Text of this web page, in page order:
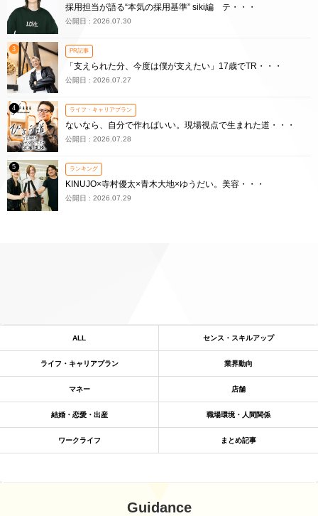
採用担当が語る“本気の採用基準” siki編 テ・・・
公開日 : 2026.07.30
3 PR記事
「支えられた分、今度は僕が支えたい」17歳でTR・・・
公開日 : 2026.07.27
4 ライフ・キャリアプラン
ないなら、自分で作ればいい。現場視点で生まれた道・・・
公開日 : 2026.07.28
5 ランキング
KINUJO×寺村優太×青木大地×ゆうだい。美容・・・
公開日 : 2026.07.29
ALL センス・スキルアップ
ライフ・キャリアプラン 業界動向
マネー 店舗
結婚・恋愛・出産 職場環境・人間関係
ワークライフ まとめ記事
Guidance